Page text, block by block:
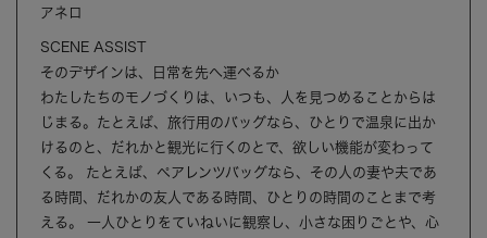
アネロ
SCENE ASSIST
そのデザインは、日常を先へ運べるか
わたしたちのモノづくりは、いつも、人を見つめることからは
じまる。たとえば、旅行用のバッグなら、ひとりで温泉に出か
けるのと、だれかと観光に行くのとで、欲しい機能が変わって
くる。 たとえば、ペアレンツバッグなら、その人の妻や夫であ
る時間、だれかの友人である時間、ひとりの時間のことまで考
える。 一人ひとりをていねいに観察し、小さな困りごとや、心